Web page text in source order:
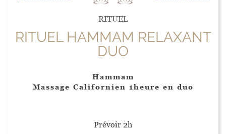
RITUEL
RITUEL HAMMAM RELAXANT
DUO
Hammam
Massage Californien 1heure en duo
Prévoir 2h